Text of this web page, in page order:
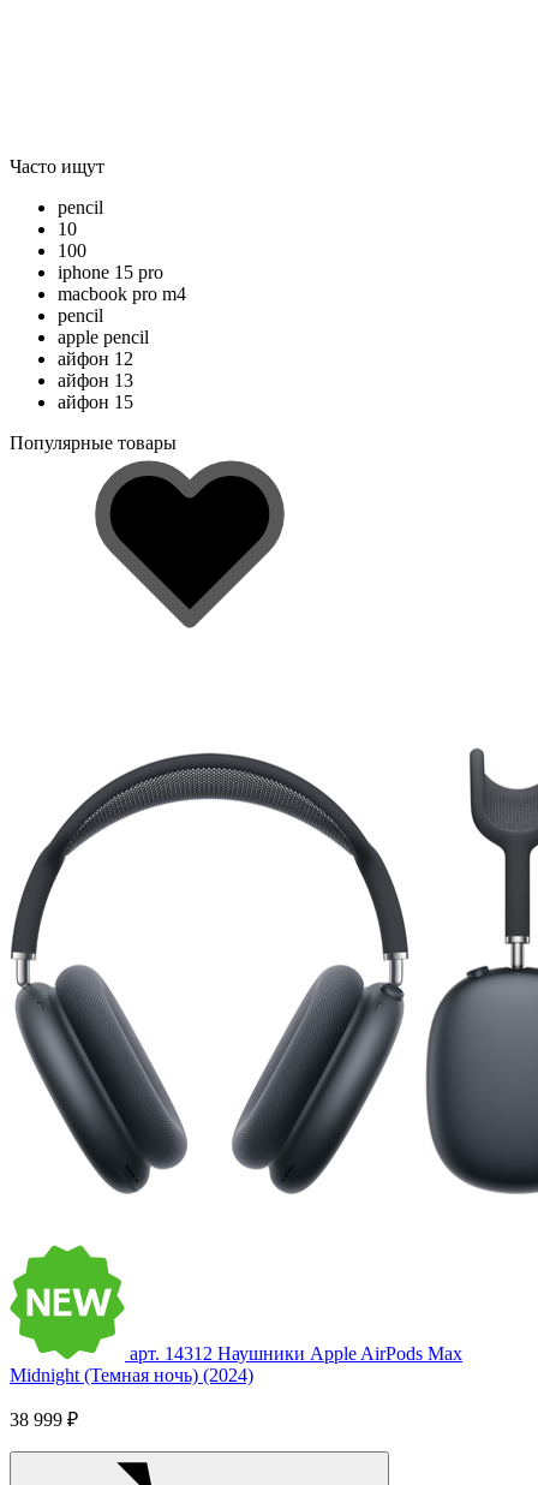
Часто ищут
pencil
10
100
iphone 15 pro
macbook pro m4
pencil
apple pencil
айфон 12
айфон 13
айфон 15
Популярные товары
арт. 14312 Наушники Apple AirPods Max
Midnight (Темная ночь) (2024)
38 999 ₽